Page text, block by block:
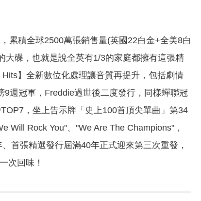
累積全球2500萬張銷售量(英國22白金+全美8白
碟，也就是說全英有1/3的家庭都擁有這張精
】全新數位化處理讓音質再提升，包括劇情
週冠軍，Freddie過世後二度發行，同樣蟬聯冠
，坐上告示牌「史上100首頂尖單曲」第34
Will Rock You"、"We Are The Champions"，
首張精選發行屆滿40年正式迎來第三次重發，
次回味！